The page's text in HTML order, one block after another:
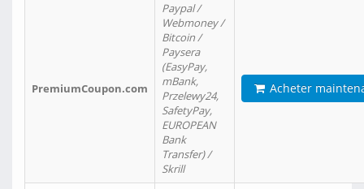
PremiumCoupon.com
Paypal /
Webmoney /
Bitcoin /
Paysera
(EasyPay,
mBank,
Przelewy24,
SafetyPay,
EUROPEAN
Bank
Transfer) /
Skrill
Acheter